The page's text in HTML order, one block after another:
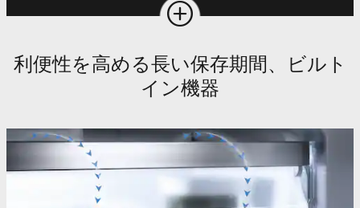
利便性を高める長い保存期間、ビルト
イン機器